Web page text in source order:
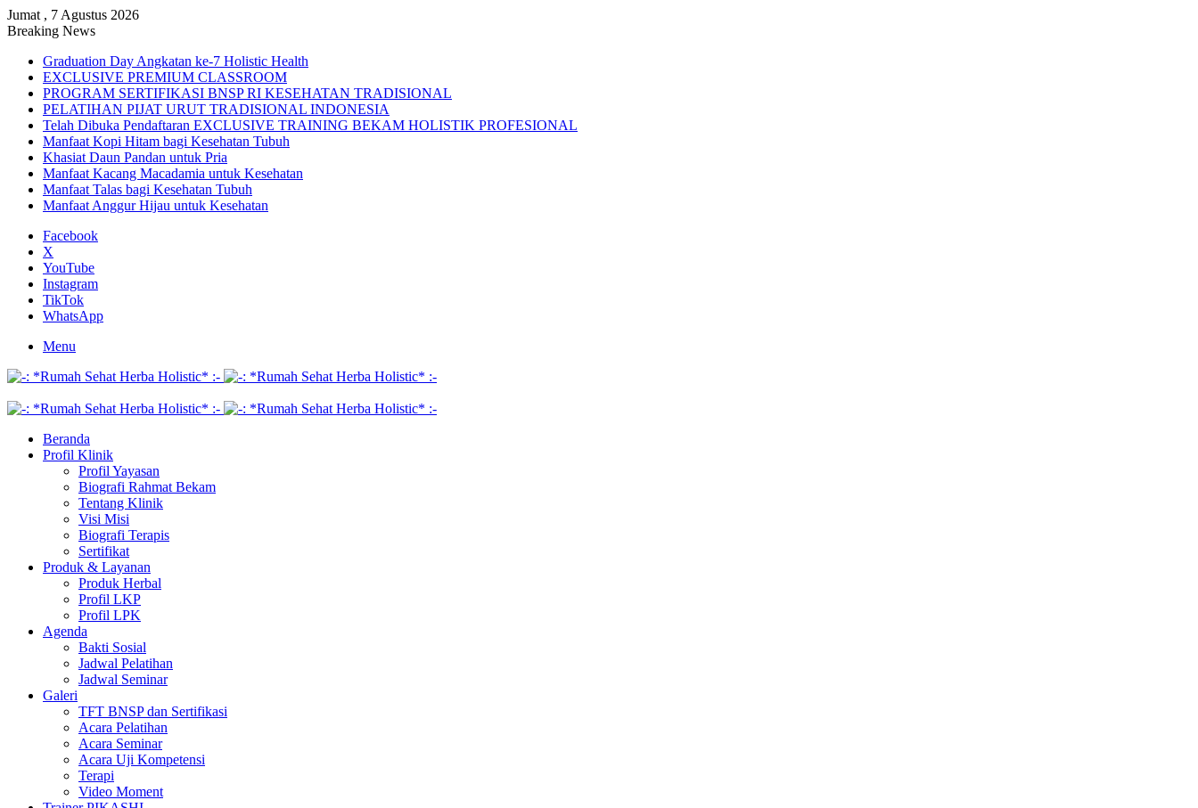
Jumat , 7 Agustus 2026
Breaking News
Graduation Day Angkatan ke-7 Holistic Health
EXCLUSIVE PREMIUM CLASSROOM
PROGRAM SERTIFIKASI BNSP RI KESEHATAN TRADISIONAL
PELATIHAN PIJAT URUT TRADISIONAL INDONESIA
Telah Dibuka Pendaftaran EXCLUSIVE TRAINING BEKAM HOLISTIK PROFESIONAL
Manfaat Kopi Hitam bagi Kesehatan Tubuh
Khasiat Daun Pandan untuk Pria
Manfaat Kacang Macadamia untuk Kesehatan
Manfaat Talas bagi Kesehatan Tubuh
Manfaat Anggur Hijau untuk Kesehatan
Facebook
X
YouTube
Instagram
TikTok
WhatsApp
Menu
Beranda
Profil Klinik
Profil Yayasan
Biografi Rahmat Bekam
Tentang Klinik
Visi Misi
Biografi Terapis
Sertifikat
Produk & Layanan
Produk Herbal
Profil LKP
Profil LPK
Agenda
Bakti Sosial
Jadwal Pelatihan
Jadwal Seminar
Galeri
TFT BNSP dan Sertifikasi
Acara Pelatihan
Acara Seminar
Acara Uji Kompetensi
Terapi
Video Moment